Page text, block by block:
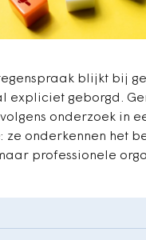
blijkt bij
expliciet geborgd.
onderzoek in
ze onderkennen het
professionele